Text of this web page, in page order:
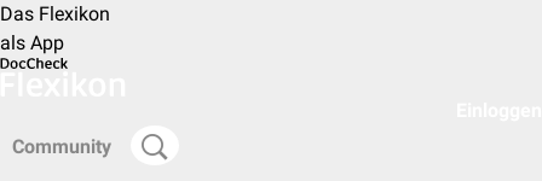
Das Flexikon
als App
Community